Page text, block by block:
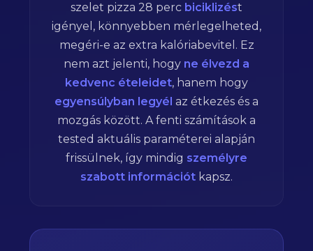
szelet pizza 28 perc biciklizést
igényel, könnyebben mérlegelheted,
megéri-e az extra kalóriabevitel. Ez
nem azt jelenti, hogy ne élvezd a
kedvenc ételeidet, hanem hogy
egyensúlyban legyél az étkezés és a
mozgás között. A fenti számítások a
tested aktuális paraméterei alapján
frissülnek, így mindig személyre
szabott információt kapsz.